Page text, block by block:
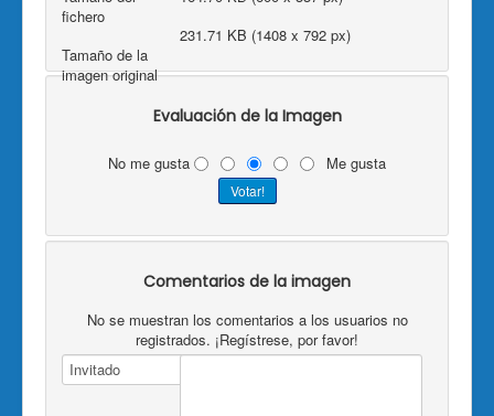
fichero
Tamaño de la
imagen original
231.71 KB (1408 x 792 px)
Evaluación de la Imagen
No me gusta Me gusta
Comentarios de la imagen
No se muestran los comentarios a los usuarios no
registrados. ¡Regístrese, por favor!